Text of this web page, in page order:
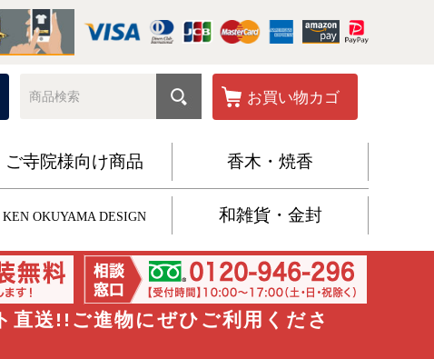
お買い物カゴ
ご寺院様向け商品 香木・焼香
KEN OKUYAMA DESIGN 和雑貨・金封
直送!!ご進物にぜひご利用くださ